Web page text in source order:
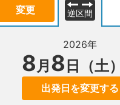
変更 逆区間
2026年
8月 8 日（土）
出発日を変更する